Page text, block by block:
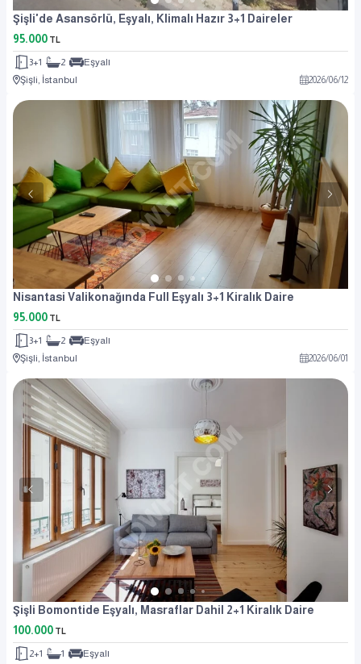
Şişli'de Asansörlü, Eşyalı, Klimalı Hazır 3+1 Daireler
95.000 TL
3+1 2
Eşyalı
Şişli, İstanbul
2026/06/12
Nisantasi Valikonağında Full Eşyalı 3+1 Kiralık Daire
95.000 TL
3+1 2
Eşyalı
Şişli, İstanbul
2026/06/01
Şişli Bomontide Eşyalı, Masraflar Dahil 2+1 Kiralık Daire
100.000 TL
2+1 1
Eşyalı